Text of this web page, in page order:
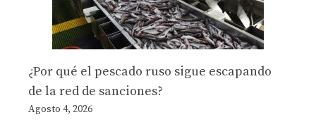
¿Por qué el pescado ruso sigue escapando
de la red de sanciones?
Agosto 4, 2026